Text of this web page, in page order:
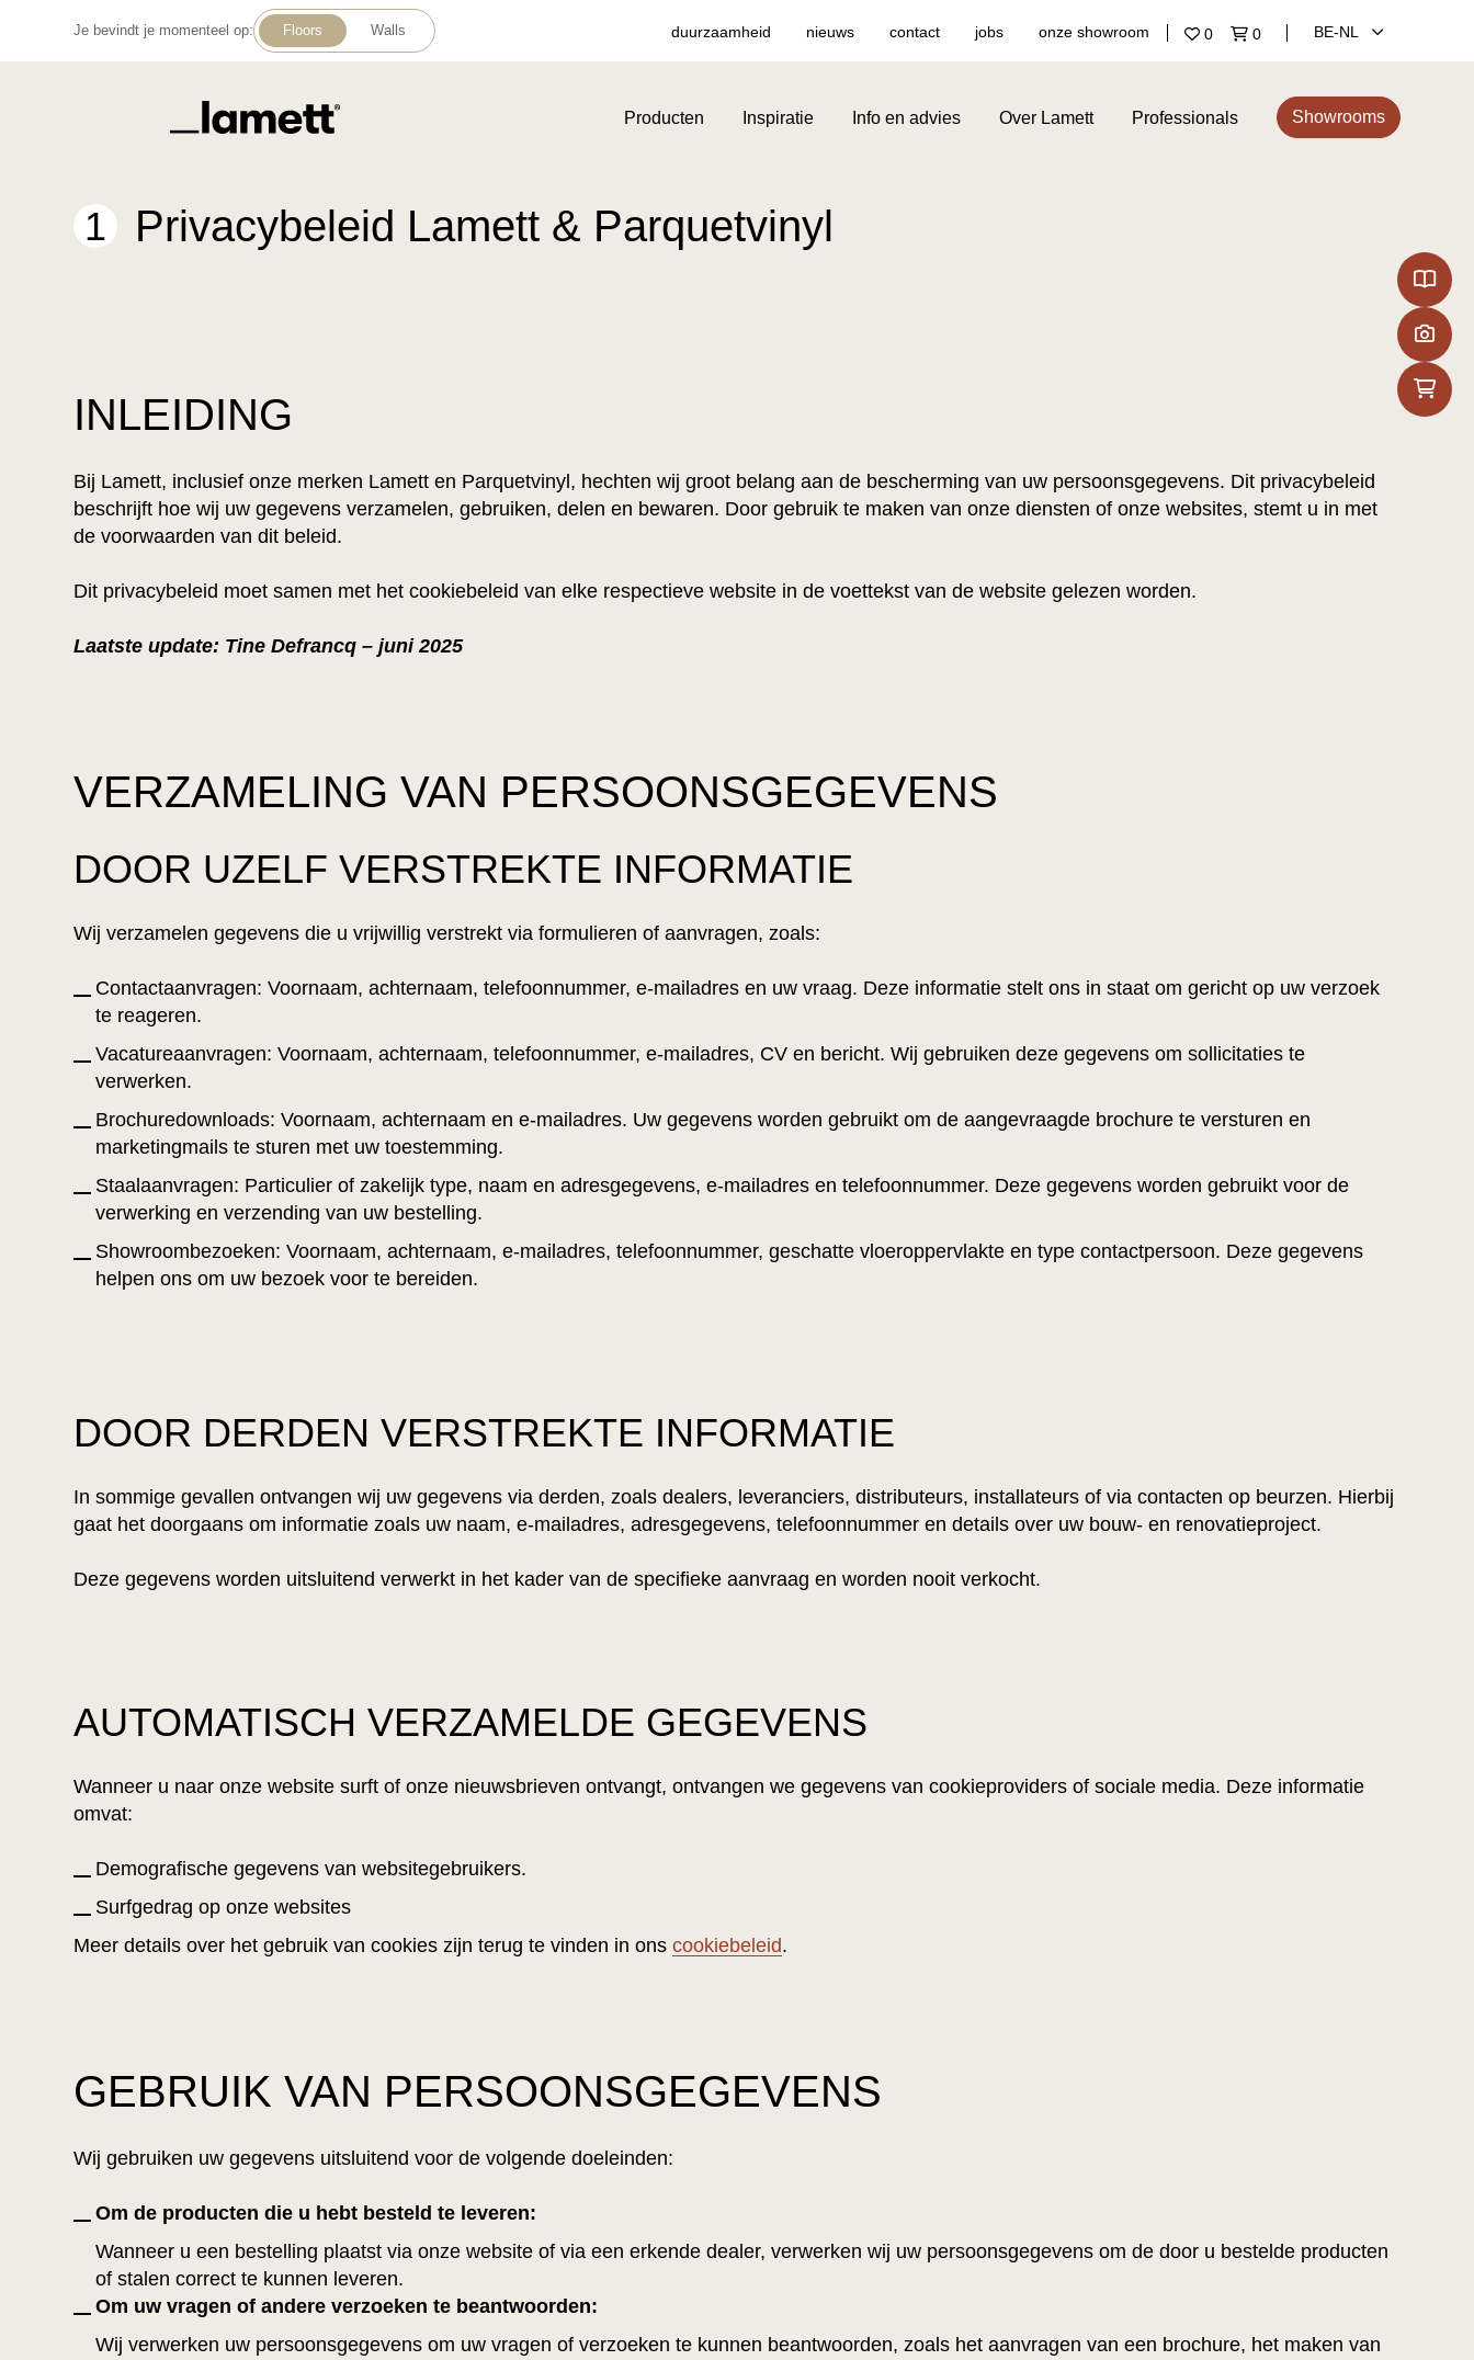
Je bevindt je momenteel op: Floors Walls duurzaamheid nieuws contact jobs onze showroom 0 0 BE‑NL
Terug naar home Producten Inspiratie Info en advies Over Lamett Professionals Showrooms
1 Privacybeleid Lamett & Parquetvinyl
INLEIDING
Bij Lamett, inclusief onze merken Lamett en Parquetvinyl, hechten wij groot belang aan de bescherming van uw persoonsgegevens. Dit privacybeleid
beschrijft hoe wij uw gegevens verzamelen, gebruiken, delen en bewaren. Door gebruik te maken van onze diensten of onze websites, stemt u in met
de voorwaarden van dit beleid.
Dit privacybeleid moet samen met het cookiebeleid van elke respectieve website in de voettekst van de website gelezen worden.
Laatste update: Tine Defrancq – juni 2025
VERZAMELING VAN PERSOONSGEGEVENS
DOOR UZELF VERSTREKTE INFORMATIE
Wij verzamelen gegevens die u vrijwillig verstrekt via formulieren of aanvragen, zoals:
Contactaanvragen: Voornaam, achternaam, telefoonnummer, e-mailadres en uw vraag. Deze informatie stelt ons in staat om gericht op uw verzoek
te reageren.
Vacatureaanvragen: Voornaam, achternaam, telefoonnummer, e-mailadres, CV en bericht. Wij gebruiken deze gegevens om sollicitaties te
verwerken.
Brochuredownloads: Voornaam, achternaam en e-mailadres. Uw gegevens worden gebruikt om de aangevraagde brochure te versturen en
marketingmails te sturen met uw toestemming.
Staalaanvragen: Particulier of zakelijk type, naam en adresgegevens, e-mailadres en telefoonnummer. Deze gegevens worden gebruikt voor de
verwerking en verzending van uw bestelling.
Showroombezoeken: Voornaam, achternaam, e-mailadres, telefoonnummer, geschatte vloeroppervlakte en type contactpersoon. Deze gegevens
helpen ons om uw bezoek voor te bereiden.
DOOR DERDEN VERSTREKTE INFORMATIE
In sommige gevallen ontvangen wij uw gegevens via derden, zoals dealers, leveranciers, distributeurs, installateurs of via contacten op beurzen. Hierbij
gaat het doorgaans om informatie zoals uw naam, e-mailadres, adresgegevens, telefoonnummer en details over uw bouw- en renovatieproject.
Deze gegevens worden uitsluitend verwerkt in het kader van de specifieke aanvraag en worden nooit verkocht.
AUTOMATISCH VERZAMELDE GEGEVENS
Wanneer u naar onze website surft of onze nieuwsbrieven ontvangt, ontvangen we gegevens van cookieproviders of sociale media. Deze informatie
omvat:
Demografische gegevens van websitegebruikers.
Surfgedrag op onze websites
Meer details over het gebruik van cookies zijn terug te vinden in ons cookiebeleid.
GEBRUIK VAN PERSOONSGEGEVENS
Wij gebruiken uw gegevens uitsluitend voor de volgende doeleinden:
Om de producten die u hebt besteld te leveren:
Wanneer u een bestelling plaatst via onze website of via een erkende dealer, verwerken wij uw persoonsgegevens om de door u bestelde producten
of stalen correct te kunnen leveren.
Om uw vragen of andere verzoeken te beantwoorden:
Wij verwerken uw persoonsgegevens om uw vragen of verzoeken te kunnen beantwoorden, zoals het aanvragen van een brochure, het maken van